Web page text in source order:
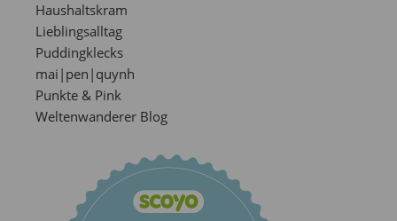
Haushaltskram
Lieblingsalltag
Puddingklecks
mai|pen|quynh
Punkte & Pink
Weltenwanderer Blog